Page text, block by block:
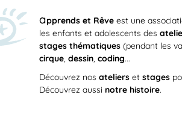
apprends et Rêve est une
les enfants et adolescents des
stages thématiques (pendant les
cirque,dessin,coding...
Découvrez nosateliers etstages
Découvrez aussinotre histoire.